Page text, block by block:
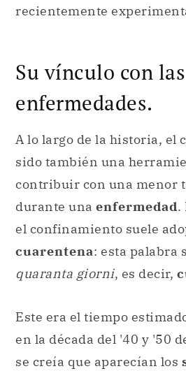
recientemente
Su vínculo con las
enfermedades.
A lo largo de la historia, el
sido también una
contribuir con una menor
durante una enfermedad.
el confinamiento suele
cuarentena: esta palabra
quaranta giorni, es decir,
Este era el tiempo
en la década del '40 y '50
se creía que aparecían los